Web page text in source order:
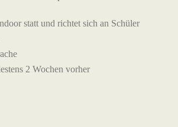
statt und richtet sich an Schüler
2 Wochen vorher